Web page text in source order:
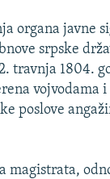
BIH 2024.
U BIH
organa javne
srpske
travnja 1804.
vojvodama
poslove
magistrata,